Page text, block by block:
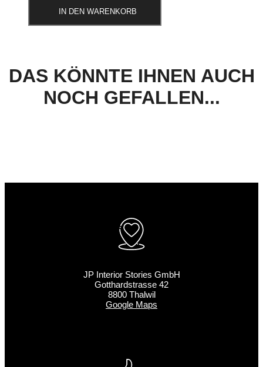
IN DEN WARENKORB
DAS KÖNNTE IHNEN AUCH
NOCH GEFALLEN...
JP Interior Stories GmbH
Gotthardstrasse 42
8800 Thalwil
Google Maps